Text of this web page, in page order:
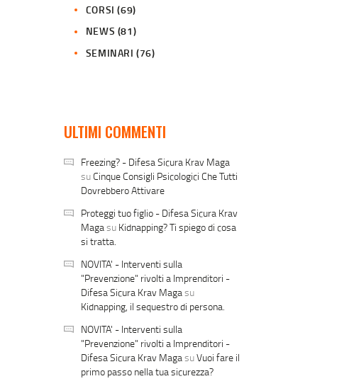
CORSI (69)
NEWS (81)
SEMINARI (76)
ULTIMI COMMENTI
Freezing? - Difesa Sicura Krav Maga
su Cinque Consigli Psicologici Che Tutti
Dovrebbero Attivare
Proteggi tuo figlio - Difesa Sicura Krav
Magasu Kidnapping? Ti spiego di cosa
si tratta.
NOVITA' - Interventi sulla
"Prevenzione" rivolti a Imprenditori -
Difesa Sicura Krav Magasu
Kidnapping, il sequestro di persona.
NOVITA' - Interventi sulla
"Prevenzione" rivolti a Imprenditori -
Difesa Sicura Krav Maga suVuoi fare il
primo passo nella tua sicurezza?